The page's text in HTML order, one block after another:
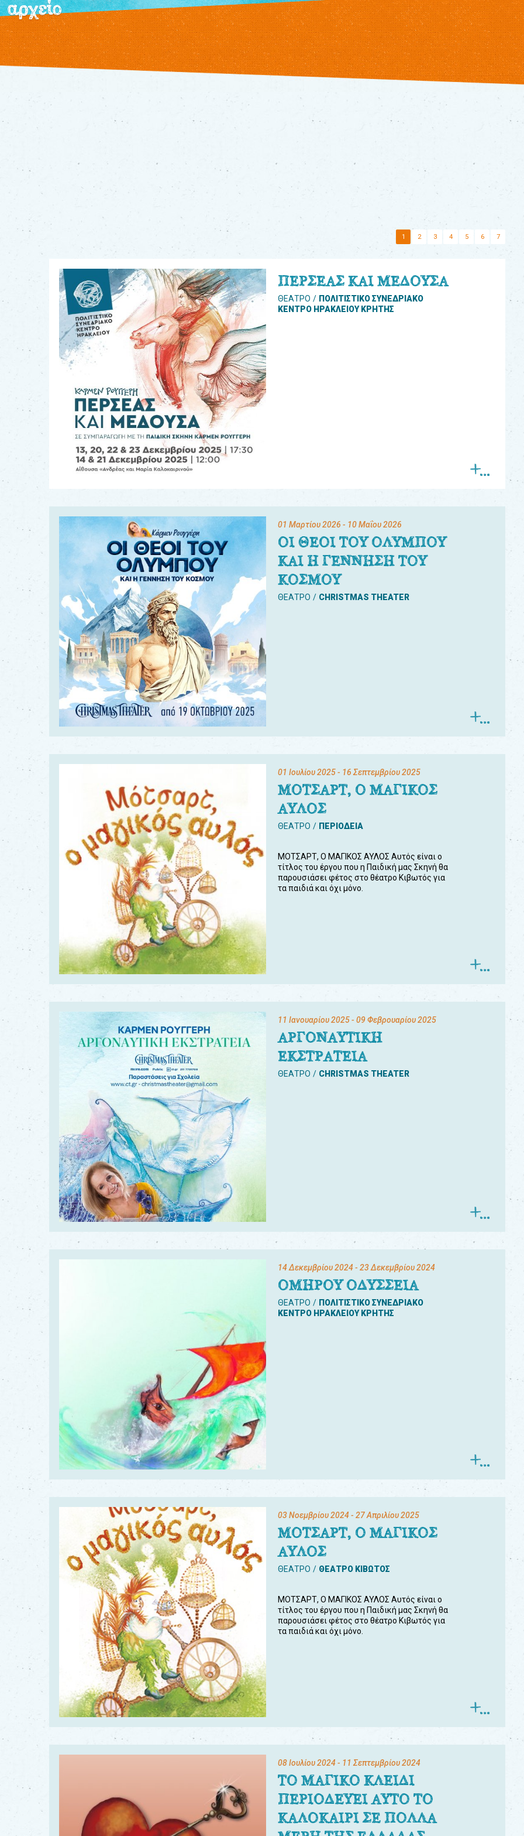
αρχείο
1 2 3 4 5 6 7
ΠΕΡΣΕΑΣ ΚΑΙ ΜΕΔΟΥΣΑ
ΘΕΑΤΡΟ
ΠΟΛΙΤΙΣΤΙΚΟ ΣΥΝΕΔΡΙΑΚΟ
ΚΕΝΤΡΟ ΗΡΑΚΛΕΙΟΥ ΚΡΗΤΗΣ
01 Μαρτίου 2026 - 10 Μαΐου 2026
ΟΙ ΘΕΟΙ ΤΟΥ ΟΛΥΜΠΟΥ
ΚΑΙ Η ΓΕΝΝΗΣΗ ΤΟΥ
ΚΟΣΜΟΥ
ΘΕΑΤΡΟ CHRISTMAS THEATER
01 Ιουλίου 2025- 16 Σεπτεμβρίου 2025
ΜΟΤΣΑΡΤ, Ο ΜΑΓΙΚΟΣ
ΑΥΛΟΣ
ΘΕΑΤΡΟ ΠΕΡΙΟΔΕΙΑ
ΜΟΤΣΑΡΤ, Ο ΜΑΓΙΚΟΣ ΑΥΛΟΣ Αυτός είναι ο
τίτλος του έργου που η Παιδική μας Σκηνή θα
παρουσιάσει φέτος στο θέατρο Κιβωτός για
τα παιδιά και όχι μόνο.
11 Ιανουαρίου 2025- 09 Φεβρουαρίου 2025
ΑΡΓΟΝΑΥΤΙΚΗ
ΕΚΣΤΡΑΤΕΙΑ
ΘΕΑΤΡΟ CHRISTMAS THEATER
14 Δεκεμβρίου 2024- 23 Δεκεμβρίου 2024
ΟΜΗΡΟΥ ΟΔΥΣΣΕΙΑ
ΘΕΑΤΡΟ
ΠΟΛΙΤΙΣΤΙΚΟ ΣΥΝΕΔΡΙΑΚΟ
ΚΕΝΤΡΟ ΗΡΑΚΛΕΙΟΥ ΚΡΗΤΗΣ
03 Νοεμβρίου 2024- 27 Απριλίου 2025
ΜΟΤΣΑΡΤ, Ο ΜΑΓΙΚΟΣ
ΑΥΛΟΣ
ΘΕΑΤΡΟ ΘΕΑΤΡΟ ΚΙΒΩΤΟΣ
ΜΟΤΣΑΡΤ, Ο ΜΑΓΙΚΟΣ ΑΥΛΟΣ Αυτός είναι ο
τίτλος του έργου που η Παιδική μας Σκηνή θα
παρουσιάσει φέτος στο θέατρο Κιβωτός για
τα παιδιά και όχι μόνο.
08 Ιουλίου 2024- 11 Σεπτεμβρίου 2024
ΤΟ ΜΑΓΙΚΟ ΚΛΕΙΔΙ
ΠΕΡΙΟΔΕΥΕΙ ΑΥΤΟ ΤΟ
ΚΑΛΟΚΑΙΡΙ ΣΕ ΠΟΛΛΑ